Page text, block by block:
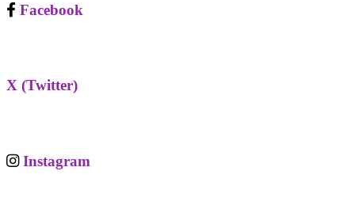
Facebook
X (Twitter)
Instagram